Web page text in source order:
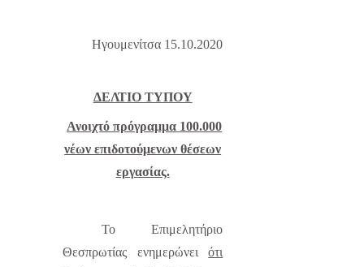
Ηγουμενίτσα 15.10.2020
ΔΕΛΤΙΟ ΤΥΠΟΥ
Ανοιχτό πρόγραμμα 100.000
νέων επιδοτούμενων θέσεων
εργασίας.
Το Επιμελητήριο
Θεσπρωτίας ενημερώνειότι